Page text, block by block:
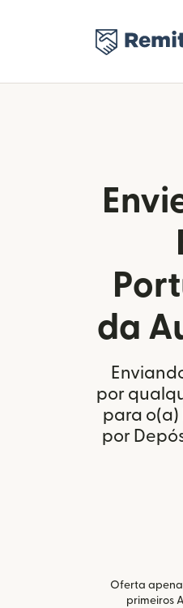
da
por
para o(a)
por
Oferta
primeiros